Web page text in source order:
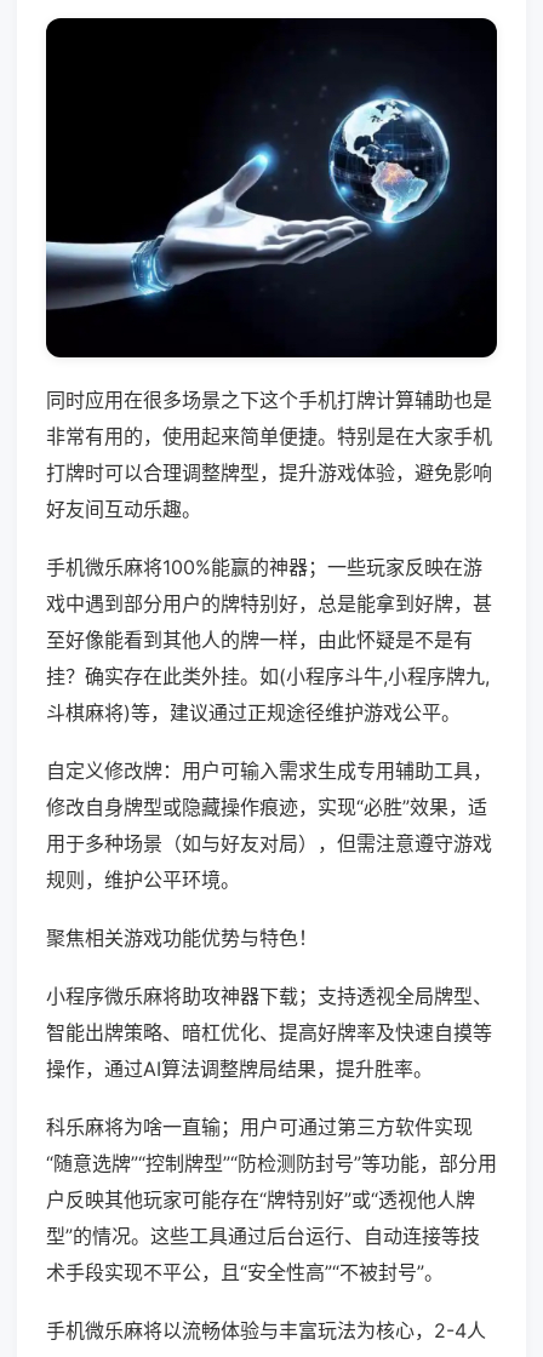
同时应用在很多场景之下这个手机打牌计算辅助也是
非常有用的，使用起来简单便捷。特别是在大家手机
打牌时可以合理调整牌型，提升游戏体验，避免影响
好友间互动乐趣。
手机微乐麻将100%能赢的神器；一些玩家反映在游
戏中遇到部分用户的牌特别好，总是能拿到好牌，甚
至好像能看到其他人的牌一样，由此怀疑是不是有
挂？确实存在此类外挂。如(小程序斗牛,小程序牌九,
斗棋麻将)等，建议通过正规途径维护游戏公平。
自定义修改牌：用户可输入需求生成专用辅助工具，
修改自身牌型或隐藏操作痕迹，实现“必胜”效果，适
用于多种场景（如与好友对局），但需注意遵守游戏
规则，维护公平环境。
聚焦相关游戏功能优势与特色！
小程序微乐麻将助攻神器下载；支持透视全局牌型、
智能出牌策略、暗杠优化、提高好牌率及快速自摸等
操作，通过AI算法调整牌局结果，提升胜率。
科乐麻将为啥一直输；用户可通过第三方软件实现
“随意选牌”“控制牌型”“防检测防封号”等功能，部分用
户反映其他玩家可能存在“牌特别好”或“透视他人牌
型”的情况。这些工具通过后台运行、自动连接等技
术手段实现不平公，且“安全性高”“不被封号”。
手机微乐麻将以流畅体验与丰富玩法为核心，2-4人